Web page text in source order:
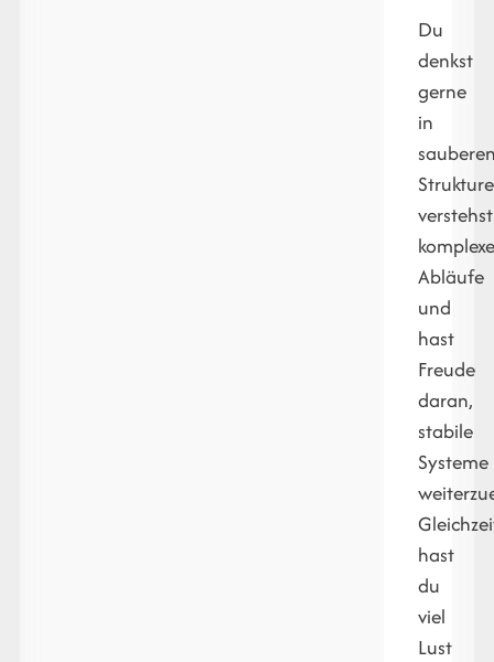
Du
denkst
gerne
in
verstehst
Abläufe
und
hast
Freude
daran,
stabile
Systeme
hast
du
viel
Lust